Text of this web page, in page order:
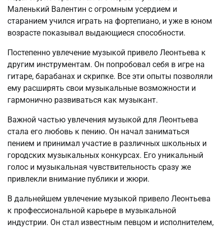
Маленький Валентин с огромным усердием и
старанием учился играть на фортепиано, и уже в юном
возрасте показывал выдающиеся способности.
Постепенно увлечение музыкой привело Леонтьева к
другим инструментам. Он попробовал себя в игре на
гитаре, барабанах и скрипке. Все эти опыты позволяли
ему расширять свои музыкальные возможности и
гармонично развиваться как музыкант.
Важной частью увлечения музыкой для Леонтьева
стала его любовь к пению. Он начал заниматься
пением и принимал участие в различных школьных и
городских музыкальных конкурсах. Его уникальный
голос и музыкальная чувствительность сразу же
привлекли внимание публики и жюри.
В дальнейшем увлечение музыкой привело Леонтьева
к профессиональной карьере в музыкальной
индустрии. Он стал известным певцом и исполнителем,